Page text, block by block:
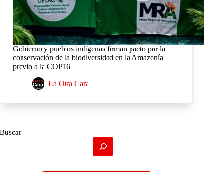
Gobierno y pueblos indígenas firman pacto por la
conservación de la biodiversidad en la Amazonía
previo a la COP16
La Otra Cara
Buscar